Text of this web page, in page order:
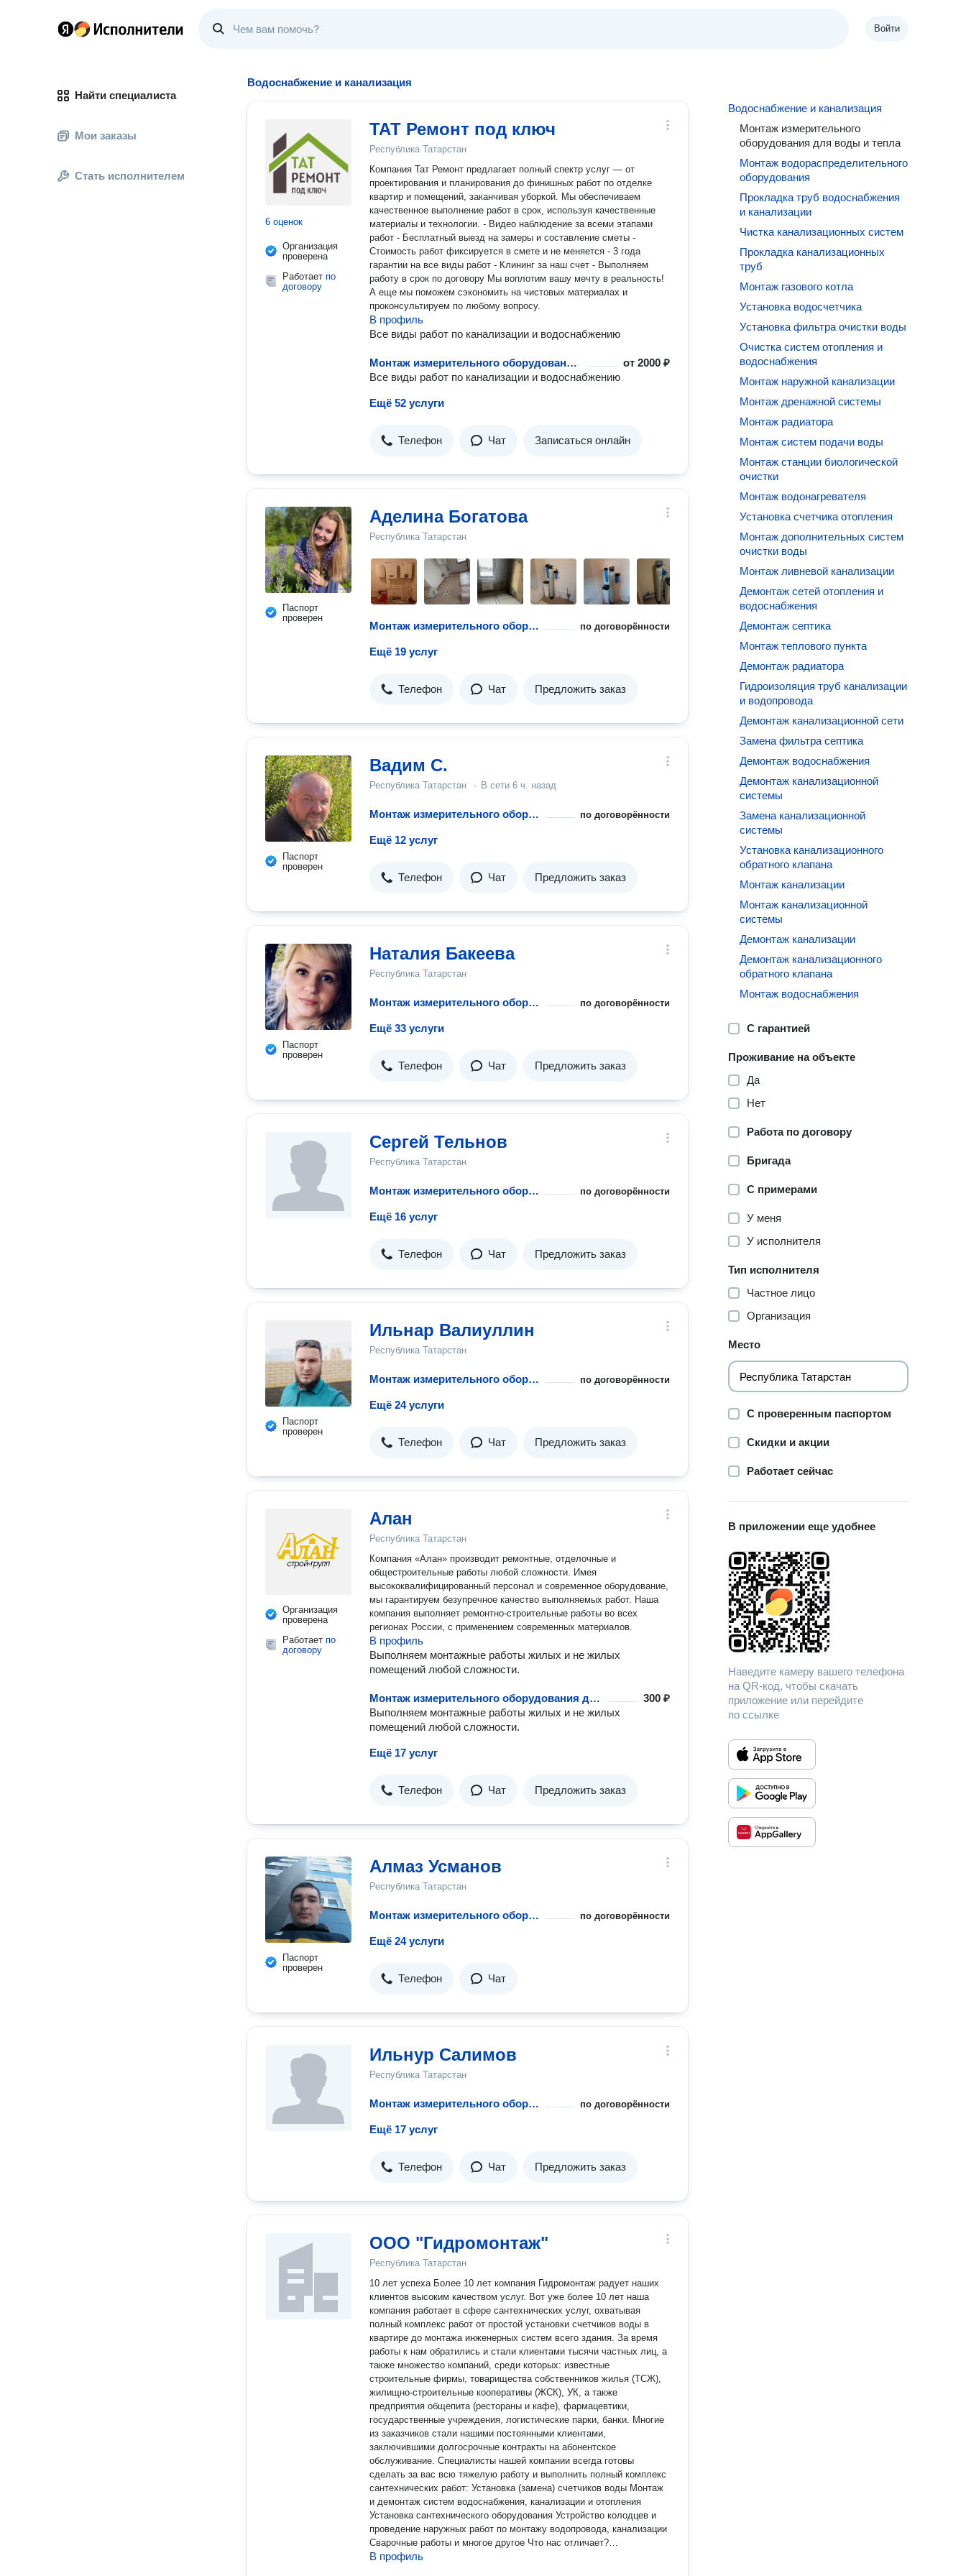
Войти
Найти специалиста
Мои заказы
Стать исполнителем
Водоснабжение и канализация
6 оценок
Организация
проверена
Работает по
договору
ТАТ Ремонт под ключ
Республика Татарстан
Компания Тат Ремонт предлагает полный спектр услуг — от
проектирования и планирования до финишных работ по отделке
квартир и помещений, заканчивая уборкой. Мы обеспечиваем
качественное выполнение работ в срок, используя качественные
материалы и технологии. - Видео наблюдение за всеми этапами
работ - Бесплатный выезд на замеры и составление сметы -
Стоимость работ фиксируется в смете и не меняется - 3 года
гарантии на все виды работ - Клининг за наш счет - Выполняем
работу в срок по договору Мы воплотим вашу мечту в реальность!
А еще мы поможем сэкономить на чистовых материалах и
проконсультируем по любому вопросу.
В профиль
Все виды работ по канализации и водоснабжению
Монтаж измерительного оборудования для воды и тепла от2000 ₽
Все виды работ по канализации и водоснабжению
Ещё 52 услуги
Телефон Чат Записаться онлайн
Паспорт
проверен
Аделина Богатова
Республика Татарстан
Монтаж измерительного оборудования для воды и тепла по договорённости
Ещё 19 услуг
Телефон Чат Предложить заказ
Паспорт
проверен
Вадим С.
Республика Татарстан · В сети 6 ч. назад
Монтаж измерительного оборудования для воды и тепла по договорённости
Ещё 12 услуг
Телефон Чат Предложить заказ
Паспорт
проверен
Наталия Бакеева
Республика Татарстан
Монтаж измерительного оборудования для воды и тепла по договорённости
Ещё 33 услуги
Телефон Чат Предложить заказ
Сергей Тельнов
Республика Татарстан
Монтаж измерительного оборудования для воды и тепла по договорённости
Ещё 16 услуг
Телефон Чат Предложить заказ
Паспорт
проверен
Ильнар Валиуллин
Республика Татарстан
Монтаж измерительного оборудования для воды и тепла по договорённости
Ещё 24 услуги
Телефон Чат Предложить заказ
Организация
проверена
Работает по
договору
Алан
Республика Татарстан
Компания «Алан» производит ремонтные, отделочные и
общестроительные работы любой сложности. Имея
высококвалифицированный персонал и современное оборудование,
мы гарантируем безупречное качество выполняемых работ. Наша
компания выполняет ремонтно-строительные работы во всех
регионах России, с применением современных материалов.
В профиль
Выполняем монтажные работы жилых и не жилых
помещений любой сложности.
Монтаж измерительного оборудования для воды и тепла
300 ₽
Выполняем монтажные работы жилых и не жилых
помещений любой сложности.
Ещё 17 услуг
Телефон Чат Предложить заказ
Паспорт
проверен
Алмаз Усманов
Республика Татарстан
Монтаж измерительного оборудования для воды и тепла по договорённости
Ещё 24 услуги
Телефон Чат
Ильнур Салимов
Республика Татарстан
Монтаж измерительного оборудования для воды и тепла по договорённости
Ещё 17 услуг
Телефон Чат Предложить заказ
ООО "Гидромонтаж"
Республика Татарстан
10 лет успеха Более 10 лет компания Гидромонтаж радует наших
клиентов высоким качеством услуг. Вот уже более 10 лет наша
компания работает в сфере сантехнических услуг, охватывая
полный комплекс работ от простой установки счетчиков воды в
квартире до монтажа инженерных систем всего здания. За время
работы к нам обратились и стали клиентами тысячи частных лиц, а
также множество компаний, среди которых: известные
строительные фирмы, товарищества собственников жилья (ТСЖ),
жилищно-строительные кооперативы (ЖСК), УК, а также
предприятия общепита (рестораны и кафе), фармацевтики,
государственные учреждения, логистические парки, банки. Многие
из заказчиков стали нашими постоянными клиентами,
заключившими долгосрочные контракты на абонентское
обслуживание. Специалисты нашей компании всегда готовы
сделать за вас всю тяжелую работу и выполнить полный комплекс
сантехнических работ: Установка (замена) счетчиков воды Монтаж
и демонтаж систем водоснабжения, канализации и отопления
Установка сантехнического оборудования Устройство колодцев и
проведение наружных работ по монтажу водопровода, канализации
Сварочные работы и многое другое Что нас отличает?
"Профессионализм - превыше всего" Наша компания – это
В профиль
Водоснабжение и канализация
Монтаж измерительного
оборудования для воды и тепла
Монтаж водораспределительного
оборудования
Прокладка труб водоснабжения
и канализации
Чистка канализационных систем
Прокладка канализационных
труб
Монтаж газового котла
Установка водосчетчика
Установка фильтра очистки воды
Очистка систем отопления и
водоснабжения
Монтаж наружной канализации
Монтаж дренажной системы
Монтаж радиатора
Монтаж систем подачи воды
Монтаж станции биологической
очистки
Монтаж водонагревателя
Установка счетчика отопления
Монтаж дополнительных систем
очистки воды
Монтаж ливневой канализации
Демонтаж сетей отопления и
водоснабжения
Демонтаж септика
Монтаж теплового пункта
Демонтаж радиатора
Гидроизоляция труб канализации
и водопровода
Демонтаж канализационной сети
Замена фильтра септика
Демонтаж водоснабжения
Демонтаж канализационной
системы
Замена канализационной
системы
Установка канализационного
обратного клапана
Монтаж канализации
Монтаж канализационной
системы
Демонтаж канализации
Демонтаж канализационного
обратного клапана
Монтаж водоснабжения
С гарантией
Проживание на объекте
Да
Нет
Работа по договору
Бригада
С примерами
У меня
У исполнителя
Тип исполнителя
Частное лицо
Организация
Место
С проверенным паспортом
Скидки и акции
Работает сейчас
В приложении еще удобнее
Наведите камеру вашего телефона
на QR-код, чтобы скачать
приложение или перейдите
по ссылке